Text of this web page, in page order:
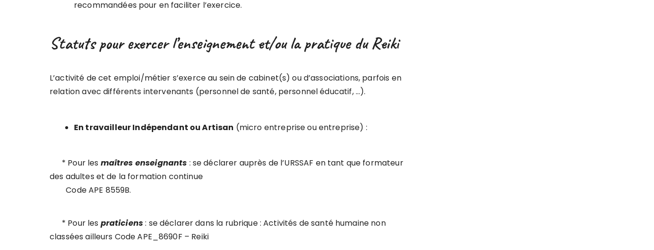
recommandées pour en faciliter l’exercice.
Statuts pour exercer l’enseignement et/ou la pratique du Reiki
L’activité de cet emploi/métier s’exerce au sein de cabinet(s) ou d’associations, parfois en
relation avec différents intervenants (personnel de santé, personnel éducatif, …).
En travailleur Indépendant ou Artisan (micro entreprise ou entreprise) :
* Pour les maîtres enseignants : se déclarer auprès de l’URSSAF en tant que formateur
des adultes et de la formation continue
Code APE 8559B.
* Pour les praticiens: se déclarer dans la rubrique : Activités de santé humaine non
classées ailleurs Code APE_8690F – Reiki